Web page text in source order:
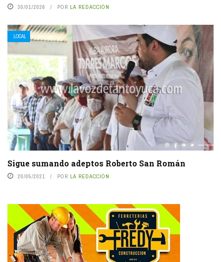
30/01/2026 POR LA REDACCIÓN
LOCAL
Sigue sumando adeptos Roberto San Román
20/05/2021 POR LA REDACCIÓN